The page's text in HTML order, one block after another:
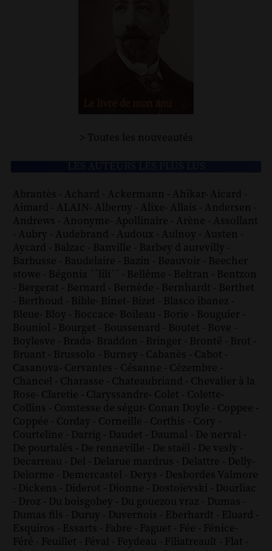
> Toutes les nouveautés
Abrantès - Achard - Ackermann - Ahikar- Aicard -
Aimard - ALAIN- Alberny - Alixe- Allais - Andersen -
Andrews - Anonyme- Apollinaire - Arène - Assollant
- Aubry - Audebrand - Audoux - Aulnoy - Austen -
Aycard - Balzac - Banville - Barbey d aurevilly -
Barbusse - Baudelaire - Bazin - Beauvoir - Beecher
stowe - Bégonia ´´lili´´ - Bellême - Beltran - Bentzon
- Bergerat - Bernard - Bernède - Bernhardt - Berthet
- Berthoud - Bible- Binet- Bizet - Blasco ibanez -
Bleue- Bloy - Boccace- Boileau - Borie - Bouguier -
Bouniol - Bourget - Boussenard - Boutet - Bove -
Boylesve - Brada- Braddon - Bringer - Brontë - Brot -
Bruant - Brussolo - Burney - Cabanès - Cabot -
Casanova- Cervantes - Césanne - Cézembre -
Chancel - Charasse - Chateaubriand - Chevalier à la
Rose- Claretie - Claryssandre- Colet - Colette-
Collins - Comtesse de ségur- Conan Doyle - Coppee -
Coppée - Corday - Corneille - Corthis - Cory -
Courteline - Darrig - Daudet - Daumal - De nerval -
De pourtalès - De renneville - De staël - De vesly -
Decarreau - Del - Delarue mardrus - Delattre - Delly-
Delorme - Demercastel - Derys - Desbordes Valmore
- Dickens - Diderot - Dionne - Dostoïevski - Dourliac
- Droz - Du boisgobey - Du gouezou vraz - Dumas -
Dumas fils - Duruy - Duvernois - Eberhardt - Eluard -
Esquiros - Essarts - Fabre - Faguet - Fée - Fénice-
Féré - Feuillet - Féval - Feydeau - Filiatreault - Flat -